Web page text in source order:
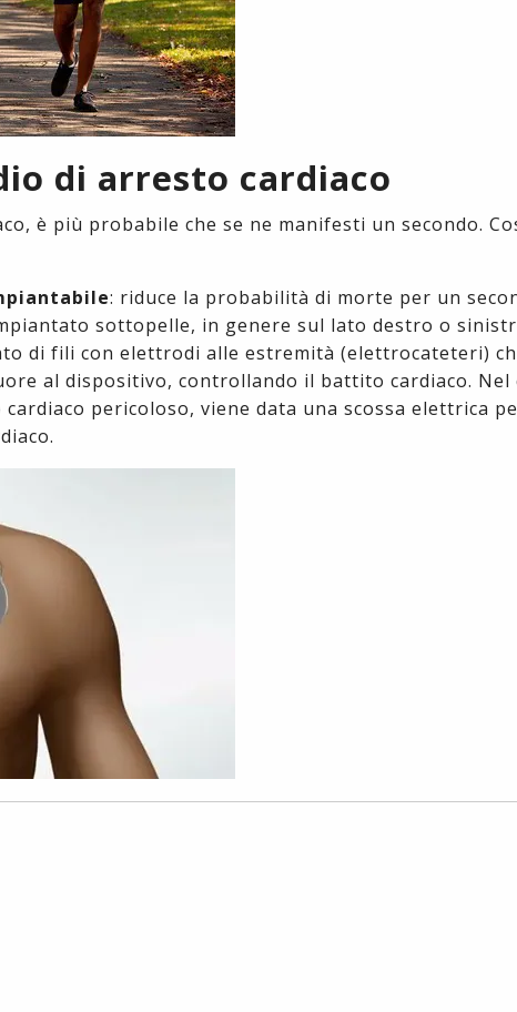
di arresto cardiaco
è più probabile che se ne manifesti un secondo.
: riduce la probabilità di morte per un
sottopelle, in genere sul lato destro o
di fili con elettrodi alle estremità (elettrocateteri)
al dispositivo, controllando il battito cardiaco. Nel
pericoloso, viene data una scossa elettrica